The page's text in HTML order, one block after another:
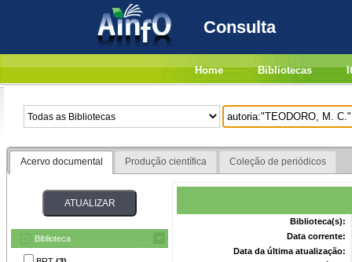
Consulta
Home Bibliotecas
Acervo documental Produção científica Coleção de periódicos
Biblioteca
Biblioteca(s):
Data corrente:
Data da última atualização: